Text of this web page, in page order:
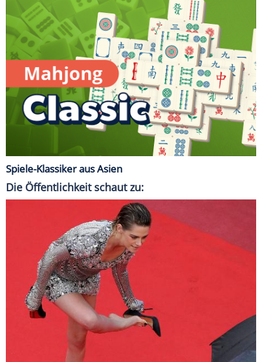
Spiele-Klassiker aus Asien
Die Öffentlichkeit schaut zu: